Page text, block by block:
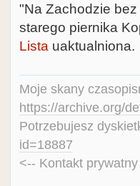
"Na Zachodzie
starego piernika
Lista uaktualniona.
Moje skany
https://archive.org/
Potrzebujesz
id=18887
<-- Kontakt